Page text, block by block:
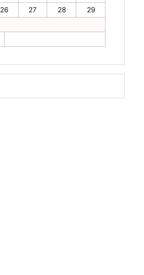
26 27 28
29